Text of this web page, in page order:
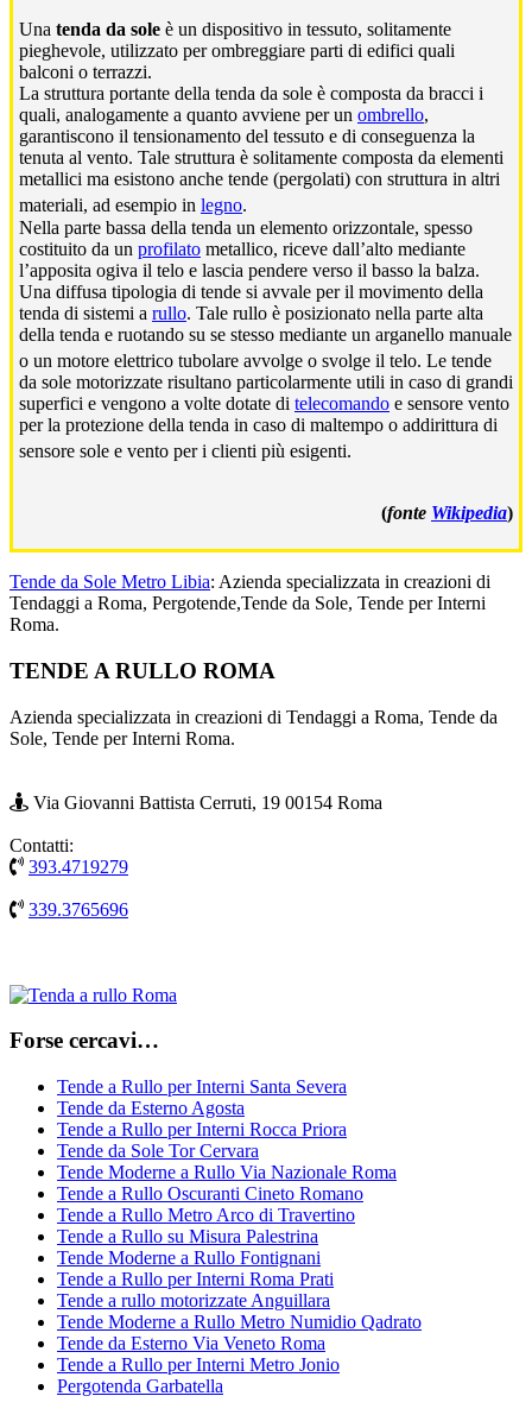
Una tenda da sole è un dispositivo in tessuto, solitamente
pieghevole, utilizzato per ombreggiare parti di edifici quali
balconi o terrazzi.
La struttura portante della tenda da sole è composta da bracci i
quali, analogamente a quanto avviene per un ombrello,
garantiscono il tensionamento del tessuto e di conseguenza la
tenuta al vento. Tale struttura è solitamente composta da elementi
metallici ma esistono anche tende (pergolati) con struttura in altri
materiali, ad esempio in legno.
Nella parte bassa della tenda un elemento orizzontale, spesso
costituito da un profilato metallico, riceve dall’alto mediante
l’apposita ogiva il telo e lascia pendere verso il basso la balza.
Una diffusa tipologia di tende si avvale per il movimento della
tenda di sistemi a rullo. Tale rullo è posizionato nella parte alta
della tenda e ruotando su se stesso mediante un arganello manuale
o un motore elettrico tubolare avvolge o svolge il telo. Le tende
da sole motorizzate risultano particolarmente utili in caso di grandi
superfici e vengono a volte dotate di telecomando e sensore vento
per la protezione della tenda in caso di maltempo o addirittura di
sensore sole e vento per i clienti più esigenti.
(fonte Wikipedia)
Tende da Sole Metro Libia: Azienda specializzata in creazioni di
Tendaggi a Roma, Pergotende,Tende da Sole, Tende per Interni
Roma.
Footer
TENDE A RULLO ROMA
Azienda specializzata in creazioni di Tendaggi a Roma, Tende da
Sole, Tende per Interni Roma.
Via Giovanni Battista Cerruti, 19 00154 Roma
Contatti:
393.4719279
339.3765696
Forse cercavi…
Tende a Rullo per Interni Santa Severa
Tende da Esterno Agosta
Tende a Rullo per Interni Rocca Priora
Tende da Sole Tor Cervara
Tende Moderne a Rullo Via Nazionale Roma
Tende a Rullo Oscuranti Cineto Romano
Tende a Rullo Metro Arco di Travertino
Tende a Rullo su Misura Palestrina
Tende Moderne a Rullo Fontignani
Tende a Rullo per Interni Roma Prati
Tende a rullo motorizzate Anguillara
Tende Moderne a Rullo Metro Numidio Qadrato
Tende da Esterno Via Veneto Roma
Tende a Rullo per Interni Metro Jonio
Pergotenda Garbatella